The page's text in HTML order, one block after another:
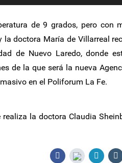
de 9 grados, pero con
doctora María de Villarreal
de Nuevo Laredo, donde
de la que será la nueva
en el Poliforum La Fe.
la doctora Claudia